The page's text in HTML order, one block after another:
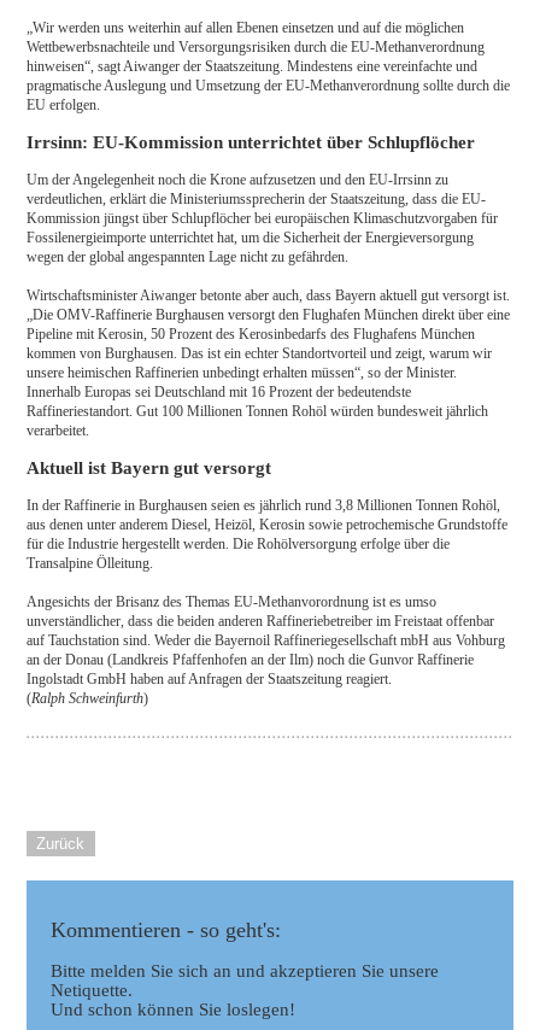
„Wir werden uns weiterhin auf allen Ebenen einsetzen und auf die möglichen
Wettbewerbsnachteile und Versorgungsrisiken durch die EU-Methanverordnung
hinweisen“, sagt Aiwanger der Staatszeitung. Mindestens eine vereinfachte und
pragmatische Auslegung und Umsetzung der EU-Methanverordnung sollte durch die
EU erfolgen.
Irrsinn: EU-Kommission unterrichtet über Schlupflöcher
Um der Angelegenheit noch die Krone aufzusetzen und den EU-Irrsinn zu
verdeutlichen, erklärt die Ministeriumssprecherin der Staatszeitung, dass die EU-
Kommission jüngst über Schlupflöcher bei europäischen Klimaschutzvorgaben für
Fossilenergieimporte unterrichtet hat, um die Sicherheit der Energieversorgung
wegen der global angespannten Lage nicht zu gefährden.
Wirtschaftsminister Aiwanger betonte aber auch, dass Bayern aktuell gut versorgt ist.
„Die OMV-Raffinerie Burghausen versorgt den Flughafen München direkt über eine
Pipeline mit Kerosin, 50 Prozent des Kerosinbedarfs des Flughafens München
kommen von Burghausen. Das ist ein echter Standortvorteil und zeigt, warum wir
unsere heimischen Raffinerien unbedingt erhalten müssen“, so der Minister.
Innerhalb Europas sei Deutschland mit 16 Prozent der bedeutendste
Raffineriestandort. Gut 100 Millionen Tonnen Rohöl würden bundesweit jährlich
verarbeitet.
Aktuell ist Bayern gut versorgt
In der Raffinerie in Burghausen seien es jährlich rund 3,8 Millionen Tonnen Rohöl,
aus denen unter anderem Diesel, Heizöl, Kerosin sowie petrochemische Grundstoffe
für die Industrie hergestellt werden. Die Rohölversorgung erfolge über die
Transalpine Ölleitung.
Angesichts der Brisanz des Themas EU-Methanvorordnung ist es umso
unverständlicher, dass die beiden anderen Raffineriebetreiber im Freistaat offenbar
auf Tauchstation sind. Weder die Bayernoil Raffineriegesellschaft mbH aus Vohburg
an der Donau (Landkreis Pfaffenhofen an der Ilm) noch die Gunvor Raffinerie
Ingolstadt GmbH haben auf Anfragen der Staatszeitung reagiert.
(Ralph Schweinfurth)
Zurück
Kommentieren - so geht's:
Bitte melden Sie sich an und akzeptieren Sie unsere
Netiquette.
Und schon können Sie loslegen!